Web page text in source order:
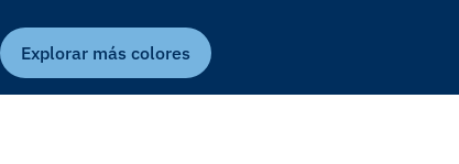
Explorar más colores